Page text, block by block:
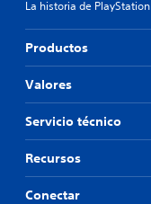
La historia de PlayStation
Productos
Valores
Servicio técnico
Recursos
Conectar